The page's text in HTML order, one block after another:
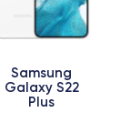
Samsung
Galaxy S22
Plus